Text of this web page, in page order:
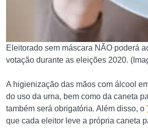
Eleitorado sem máscara NÃO poderá
votação durante as eleições 2020.
A higienização das mãos com álcool
do uso da urna, bem como da caneta
também será obrigatória. Além disso, o
que cada eleitor leve a própria caneta